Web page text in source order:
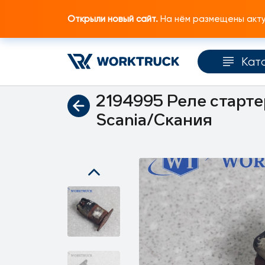
Открыли новый сайт. На нём размещены
Главная Каталог запчастей
2194995 Реле
Scania/Скания